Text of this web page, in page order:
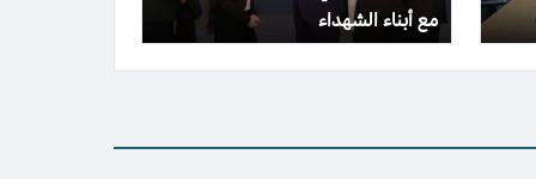
مع أبناء الشهداء